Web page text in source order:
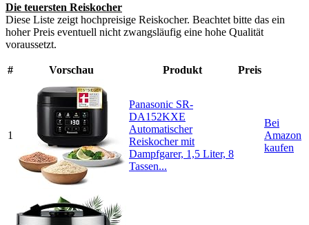
Die teuersten Reiskocher
Diese Liste zeigt hochpreisige Reiskocher. Beachtet bitte das ein
hoher Preis eventuell nicht zwangsläufig eine hohe Qualität
voraussetzt.
# Vorschau Produkt Preis
1
Panasonic SR-
DA152KXE
Automatischer
Reiskocher mit
Dampfgarer, 1,5 Liter, 8
Tassen...
Bei
Amazon
kaufen